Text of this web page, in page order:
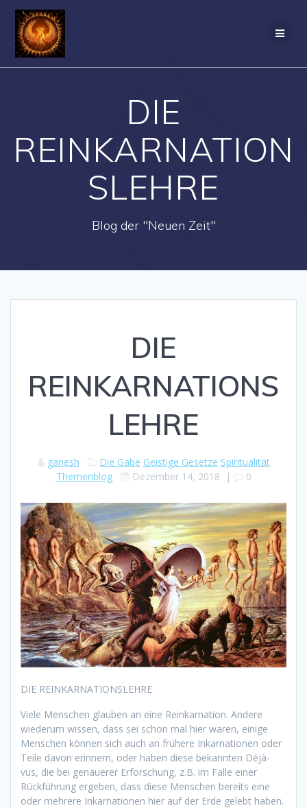
DIE
REINKARNATION
SLEHRE
Blog der "Neuen Zeit"
DIE
REINKARNATIONS
LEHRE
ganesh Die Gabe Geistige Gesetze Spiritualität
Themenblog
Dezember 14, 2018 | 0
DIE REINKARNATIONSLEHRE
Viele Menschen glauben an eine Reinkarnation. Andere
wiederum wissen, dass sei schon mal hier waren, einige
Menschen können sich auch an frühere Inkarnationen oder
Teile davon erinnern, oder haben diese bekannten Déjà-
vus, die bei genauerer Erforschung, z.B. im Falle einer
Rückführung ergeben, dass diese Menschen bereits eine
oder mehrere Inkarnationen hier auf der Erde gelebt haben.